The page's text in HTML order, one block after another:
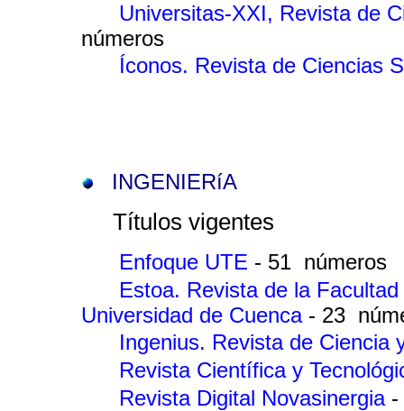
Universitas-XXI, Revista de
números
Íconos. Revista de Ciencias
INGENIERíA
Títulos vigentes
Enfoque UTE - 51 números
Estoa. Revista de la
Universidad de Cuenca - 23
Ingenius. Revista de Ciencia
Revista Científica y
Revista Digital Novasinergia -